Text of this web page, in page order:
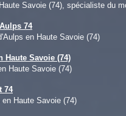
Savoie (74), spécialiste du
74
en Haute Savoie (74)
Haute Savoie (74)
Haute Savoie (74)
74
Haute Savoie (74)